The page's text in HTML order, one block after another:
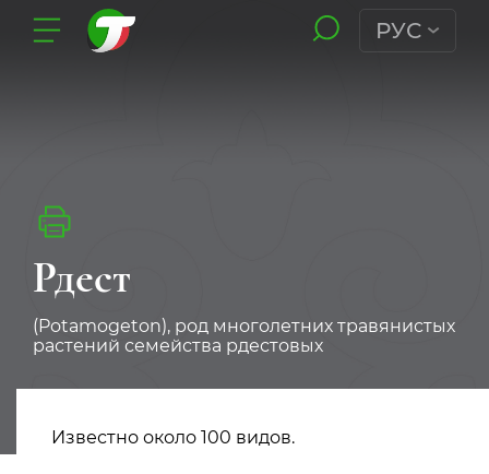
РУС
Рдест
(Potamogeton), род многолетних травянистых
растений семейства рдестовых
Известно около 100 видов.